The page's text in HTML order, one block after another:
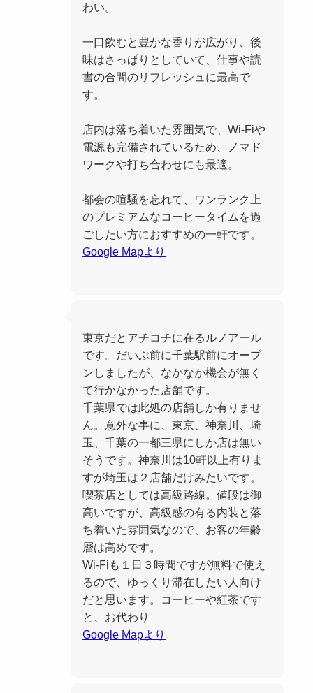
わい。
一口飲むと豊かな香りが広がり、後
味はさっぱりとしていて、仕事や読
書の合間のリフレッシュに最高で
す。
店内は落ち着いた雰囲気で、Wi-Fiや
電源も完備されているため、ノマド
ワークや打ち合わせにも最適。
都会の喧騒を忘れて、ワンランク上
のプレミアムなコーヒータイムを過
ごしたい方におすすめの一軒です。
Google Mapより
東京だとアチコチに在るルノアール
です。だいぶ前に千葉駅前にオープ
ンしましたが、なかなか機会が無く
て行かなかった店舗です。
千葉県では此処の店舗しか有りませ
ん。意外な事に、東京、神奈川、埼
玉、千葉の一都三県にしか店は無い
そうです。神奈川は10軒以上有りま
すが埼玉は２店舗だけみたいです。
喫茶店としては高級路線。値段は御
高いですが、高級感の有る内装と落
ち着いた雰囲気なので、お客の年齢
層は高めです。
Wi-Fiも１日３時間ですが無料で使え
るので、ゆっくり滞在したい人向け
だと思います。コーヒーや紅茶です
と、お代わり
Google Mapより